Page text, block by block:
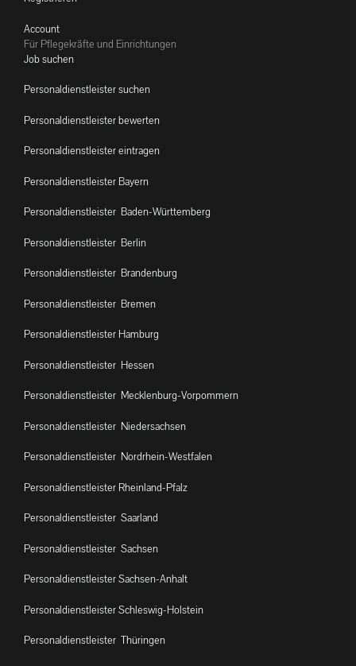
Account
Für Pflegekräfte und Einrichtungen
Job suchen
Personaldienstleister suchen
Personaldienstleister bewerten
Personaldienstleister eintragen
Personaldienstleister Bayern
Personaldienstleister Baden-Württemberg
Personaldienstleister Berlin
Personaldienstleister Brandenburg
Personaldienstleister Bremen
Personaldienstleister Hamburg
Personaldienstleister Hessen
Personaldienstleister Mecklenburg-Vorpommern
Personaldienstleister Niedersachsen
Personaldienstleister Nordrhein-Westfalen
Personaldienstleister Rheinland-Pfalz
Personaldienstleister Saarland
Personaldienstleister Sachsen
Personaldienstleister Sachsen-Anhalt
Personaldienstleister Schleswig-Holstein
Personaldienstleister Thüringen